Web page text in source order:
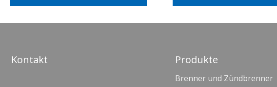
Kontakt Produkte
Brenner und Zündbrenner